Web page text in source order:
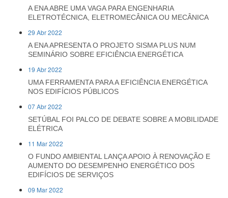
A ENA ABRE UMA VAGA PARA ENGENHARIA
ELETROTÉCNICA, ELETROMECÂNICA OU MECÂNICA
29 Abr 2022
A ENA APRESENTA O PROJETO SISMA PLUS NUM
SEMINÁRIO SOBRE EFICIÊNCIA ENERGÉTICA
19 Abr 2022
UMA FERRAMENTA PARA A EFICIÊNCIA ENERGÉTICA
NOS EDIFÍCIOS PÚBLICOS
07 Abr 2022
SETÚBAL FOI PALCO DE DEBATE SOBRE A MOBILIDADE
ELÉTRICA
11 Mar 2022
O FUNDO AMBIENTAL LANÇA APOIO À RENOVAÇÃO E
AUMENTO DO DESEMPENHO ENERGÉTICO DOS
EDIFÍCIOS DE SERVIÇOS
09 Mar 2022